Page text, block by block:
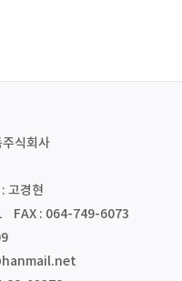
식회사
고경현
FAX : 064-749-6073